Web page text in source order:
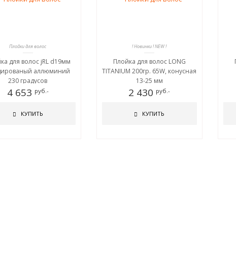
Плойки для волос
для волос jRL d19мм
аллюминий
230 градусов
4 653 руб.-
КУПИТЬ
! Новинки ! NEW !
Плойка для волос LONG
TITANIUM 200гр. 65W, конусная
13-25 мм
2 430 руб.-
КУПИТЬ